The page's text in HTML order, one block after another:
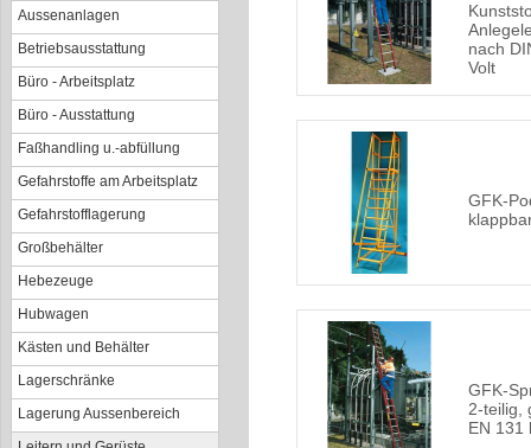
Aussenanlagen
Betriebsausstattung
Büro - Arbeitsplatz
Büro - Ausstattung
Faßhandling u.-abfüllung
Gefahrstoffe am Arbeitsplatz
Gefahrstofflagerung
Großbehälter
Hebezeuge
Hubwagen
Kästen und Behälter
Lagerschränke
Lagerung Aussenbereich
nach
Volt
GFK-
GFK-
2-teilig,
EN 131